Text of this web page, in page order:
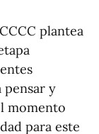
plantea
pensar y
momento
para este